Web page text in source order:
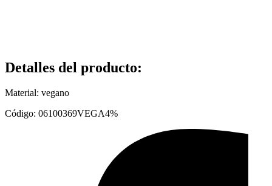
Detalles del producto:
Material: vegano
Código: 06100369VEGA4%